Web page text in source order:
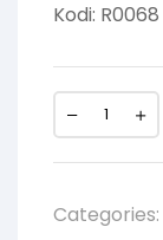
Kodi: R0068
Categories: